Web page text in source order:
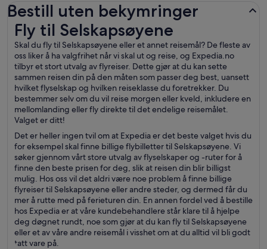
Bestill uten bekymringer
Fly til Selskapsøyene
Skal du fly til Selskapsøyene eller et annet reisemål? De fleste av
oss liker å ha valgfrihet når vi skal ut og reise, og Expedia.no
tilbyr et stort utvalg av flyreiser. Dette gjør at du kan sette
sammen reisen din på den måten som passer deg best, uansett
hvilket flyselskap og hvilken reiseklasse du foretrekker. Du
bestemmer selv om du vil reise morgen eller kveld, inkludere en
mellomlanding eller fly direkte til det endelige reisemålet.
Valget er ditt!
Det er heller ingen tvil om at Expedia er det beste valget hvis du
for eksempel skal finne billige flybilletter til Selskapsøyene. Vi
søker gjennom vårt store utvalg av flyselskaper og -ruter for å
finne den beste prisen for deg, slik at reisen din blir billigst
mulig. Hos oss vil det aldri være noe problem å finne billige
flyreiser til Selskapsøyene eller andre steder, og dermed får du
mer å rutte med på ferieturen din. En annen fordel ved å bestille
hos Expedia er at våre kundebehandlere står klare til å hjelpe
deg døgnet rundt, noe som gjør at du kan fly til Selskapsøyene
eller et av våre andre reisemål i visshet om at du alltid vil bli godt
tatt vare på.
Fly til Selskapsøyene